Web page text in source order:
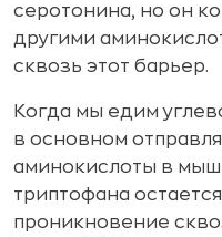
серотонина, но он
другими
сквозь этот барьер.
Когда мы едим
в основном
аминокислоты в
триптофана
проникновение